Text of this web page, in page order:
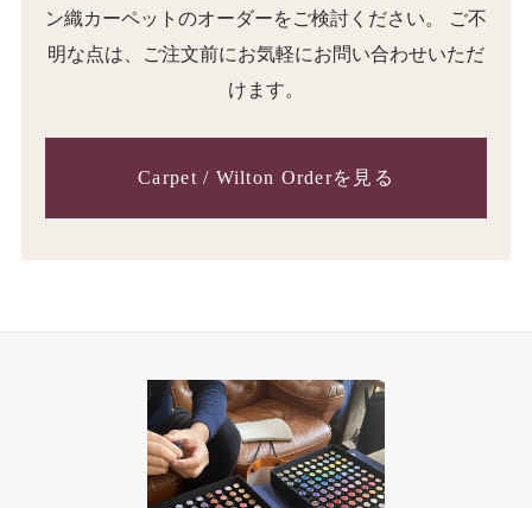
ン織カーペットのオーダーをご検討ください。 ご不
明な点は、ご注文前にお気軽にお問い合わせいただ
けます。
Carpet / Wilton Orderを見る